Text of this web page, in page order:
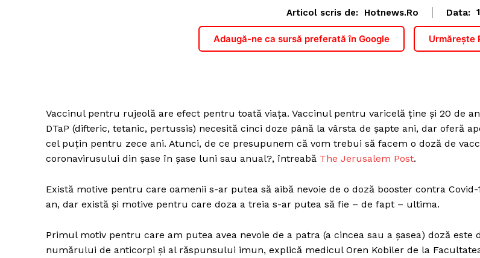
Articol scris de: Hotnews.ro Data:
Adaugă-ne ca sursă preferată în Google Urmărește
Vaccinul pentru rujeolă are efect pentru toată viața. Vaccinul pentru varicelă ține și 20 de
DTaP (difteric, tetanic, pertussis) necesită cinci doze până la vârsta de șapte ani, dar oferă
cel puțin pentru zece ani. Atunci, de ce presupunem că vom trebui să facem o doză de
coronavirusului din șase în șase luni sau anual?, întreabă The Jerusalem Post.
Există motive pentru care oamenii s-ar putea să aibă nevoie de o doză booster contra Covid-
an, dar există și motive pentru care doza a treia s-ar putea să fie – de fapt – ultima.
Primul motiv pentru care am putea avea nevoie de a patra (a cincea sau a șasea) doză este
numărului de anticorpi și al răspunsului imun, explică medicul Oren Kobiler de la